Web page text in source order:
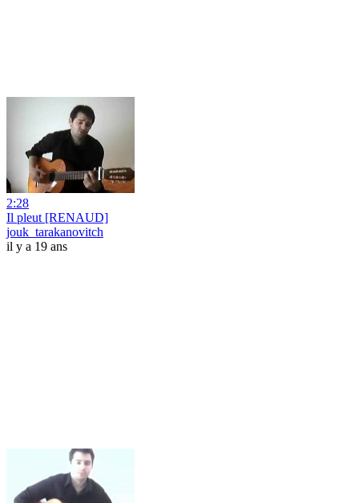
2:28
Il pleut [RENAUD]
jouk_tarakanovitch
il y a 19 ans